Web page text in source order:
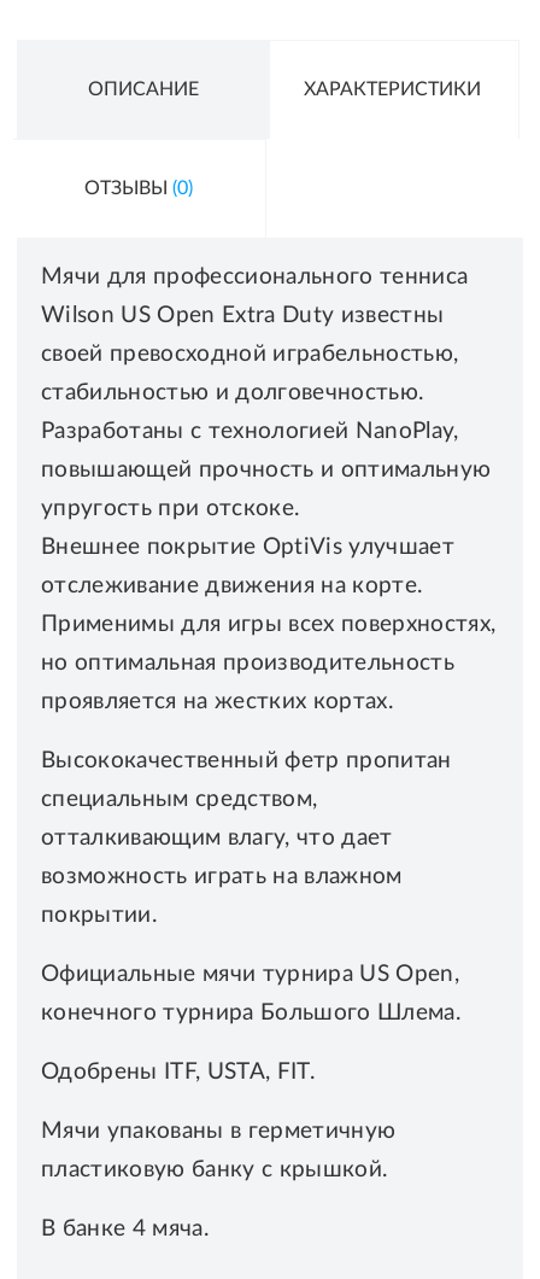
ОПИСАНИЕ ХАРАКТЕРИСТИКИ
ОТЗЫВЫ (0)
Мячи для профессионального тенниса
Wilson US Open Extra Duty известны
своей превосходной играбельностью,
стабильностью и долговечностью.
Разработаны с технологией NanoPlay,
повышающей прочность и оптимальную
упругость при отскоке.
Внешнее покрытие OptiVis улучшает
отслеживание движения на корте.
Применимы для игры всех поверхностях,
но оптимальная производительность
проявляется на жестких кортах.
Высококачественный фетр пропитан
специальным средством,
отталкивающим влагу, что дает
возможность играть на влажном
покрытии.
Официальные мячи турнира US Open,
конечного турнира Большого Шлема.
Одобрены ITF, USTA, FIT.
Мячи упакованы в герметичную
пластиковую банку с крышкой.
В банке 4 мяча.